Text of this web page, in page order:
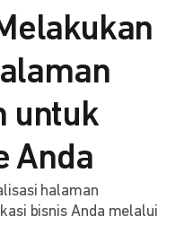
untuk
Anda
halaman
bisnis Anda melalui